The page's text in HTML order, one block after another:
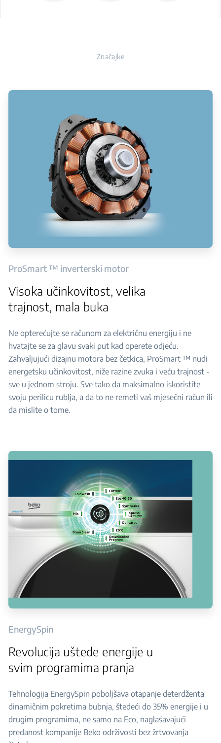
Značajke
ProSmart ™ inverterski motor
Visoka učinkovitost, velika
trajnost, mala buka
Ne opterećujte se računom za električnu energiju i ne
hvatajte se za glavu svaki put kad operete odjeću.
Zahvaljujući dizajnu motora bez četkica, ProSmart ™ nudi
energetsku učinkovitost, niže razine zvuka i veću trajnost -
sve u jednom stroju. Sve tako da maksimalno iskoristite
svoju perilicu rublja, a da to ne remeti vaš mjesečni račun ili
da mislite o tome.
EnergySpin
Revolucija uštede energije u
svim programima pranja
Tehnologija EnergySpin poboljšava otapanje deterdženta
dinamičnim pokretima bubnja, štedeći do 35% energije i u
drugim programima, ne samo na Eco, naglašavajući
predanost kompanije Beko održivosti bez žrtvovanja